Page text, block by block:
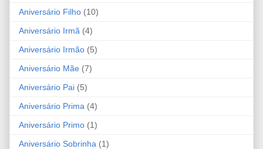
Aniversário Filho (10)
Aniversário Irmã (4)
Aniversário Irmão (5)
Aniversário Mãe (7)
Aniversário Pai (5)
Aniversário Prima (4)
Aniversário Primo (1)
Aniversário Sobrinha (1)